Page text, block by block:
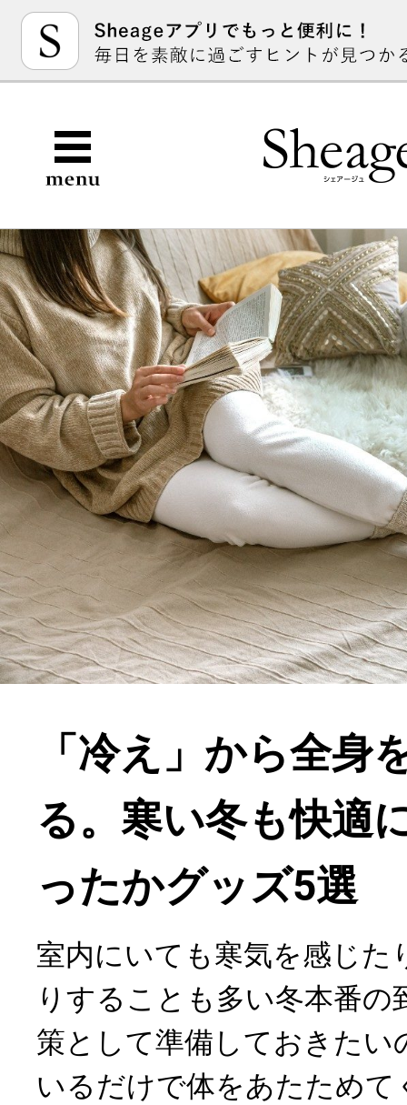
「冷え」から全身
る。寒い冬も快適
ったかグッズ5選
室内にいても寒気を感じた
りすることも多い冬本番の
策として準備しておきたい
いるだけで体をあたため